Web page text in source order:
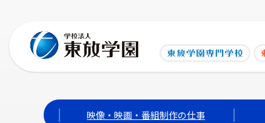
映像・映画・番組制作の仕事